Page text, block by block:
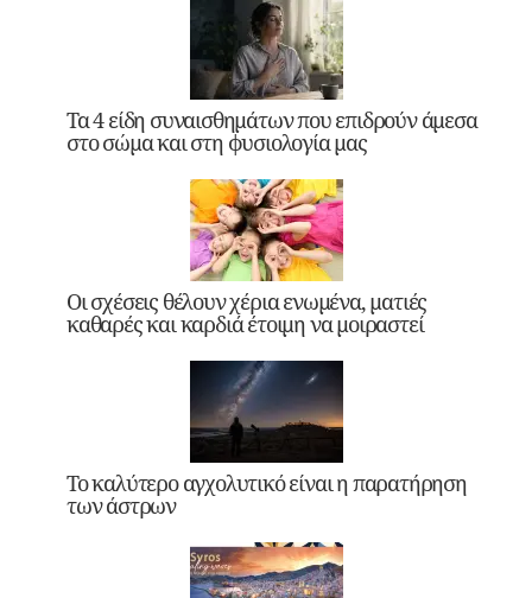
Τα 4 είδη συναισθημάτων που επιδρούν άμεσα
στο σώμα και στη φυσιολογία μας
Οι σχέσεις θέλουν χέρια ενωμένα, ματιές
καθαρές και καρδιά έτοιμη να μοιραστεί
Το καλύτερο αγχολυτικό είναι η παρατήρηση
των άστρων